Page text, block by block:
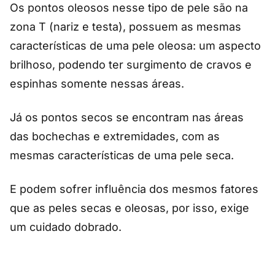
Os pontos oleosos nesse tipo de pele são na
zona T (nariz e testa), possuem as mesmas
características de uma pele oleosa: um aspecto
brilhoso, podendo ter surgimento de cravos e
espinhas somente nessas áreas.
Já os pontos secos se encontram nas áreas
das bochechas e extremidades, com as
mesmas características de uma pele seca.
E podem sofrer influência dos mesmos fatores
que as peles secas e oleosas, por isso, exige
um cuidado dobrado.